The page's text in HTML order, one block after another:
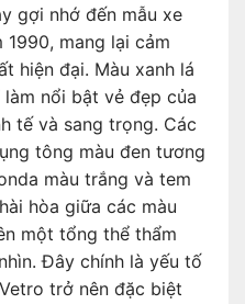
gợi nhớ đến mẫu xe
mang lại cảm
hiện đại. Màu xanh lá
nổi bật vẻ đẹp của
tế và sang trọng. Các
tông màu đen tương
màu trắng và tem
hòa giữa các màu
một tổng thể thẩm
Đây chính là yếu tố
trở nên đặc biệt